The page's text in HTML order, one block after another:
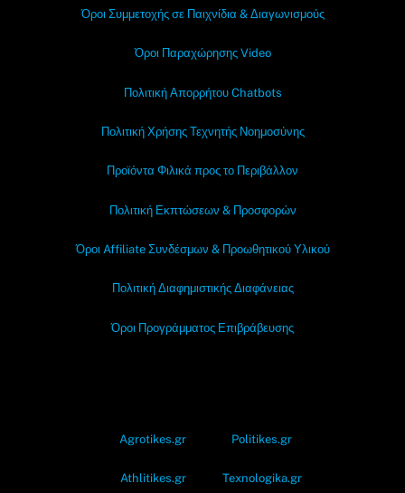
Όροι Συμμετοχής σε Παιχνίδια & Διαγωνισμούς
Όροι Παραχώρησης Video
Πολιτική Απορρήτου Chatbots
Πολιτική Χρήσης Τεχνητής Νοημοσύνης
Προϊόντα Φιλικά προς το Περιβάλλον
Πολιτική Εκπτώσεων & Προσφορών
Όροι Affiliate Συνδέσμων & Προωθητικού Υλικού
Πολιτική Διαφημιστικής Διαφάνειας
Όροι Προγράμματος Επιβράβευσης
Agrotikes.gr Politikes.gr
Athlitikes.gr Texnologika.gr